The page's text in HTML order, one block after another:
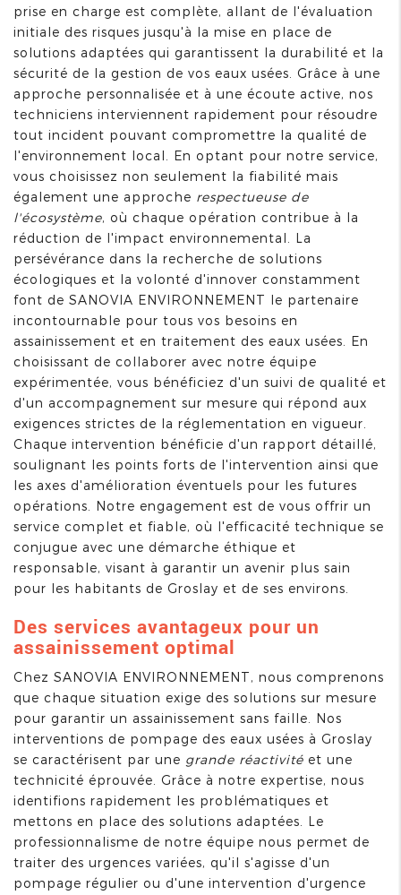
prise en charge est complète, allant de l'évaluation
initiale des risques jusqu'à la mise en place de
solutions adaptées qui garantissent la durabilité et la
sécurité de la gestion de vos eaux usées. Grâce à une
approche personnalisée et à une écoute active, nos
techniciens interviennent rapidement pour résoudre
tout incident pouvant compromettre la qualité de
l'environnement local. En optant pour notre service,
vous choisissez non seulement la fiabilité mais
également une approche respectueuse de
l'écosystème, où chaque opération contribue à la
réduction de l'impact environnemental. La
persévérance dans la recherche de solutions
écologiques et la volonté d'innover constamment
font de SANOVIA ENVIRONNEMENT le partenaire
incontournable pour tous vos besoins en
assainissement et en traitement des eaux usées. En
choisissant de collaborer avec notre équipe
expérimentée, vous bénéficiez d'un suivi de qualité et
d'un accompagnement sur mesure qui répond aux
exigences strictes de la réglementation en vigueur.
Chaque intervention bénéficie d'un rapport détaillé,
soulignant les points forts de l'intervention ainsi que
les axes d'amélioration éventuels pour les futures
opérations. Notre engagement est de vous offrir un
service complet et fiable, où l'efficacité technique se
conjugue avec une démarche éthique et
responsable, visant à garantir un avenir plus sain
pour les habitants de Groslay et de ses environs.
Des services avantageux pour un
assainissement optimal
Chez SANOVIA ENVIRONNEMENT, nous comprenons
que chaque situation exige des solutions sur mesure
pour garantir un assainissement sans faille. Nos
interventions de pompage des eaux usées à Groslay
se caractérisent par une grande réactivité et une
technicité éprouvée. Grâce à notre expertise, nous
identifions rapidement les problématiques et
mettons en place des solutions adaptées. Le
professionnalisme de notre équipe nous permet de
traiter des urgences variées, qu'il s'agisse d'un
pompage régulier ou d'une intervention d'urgence